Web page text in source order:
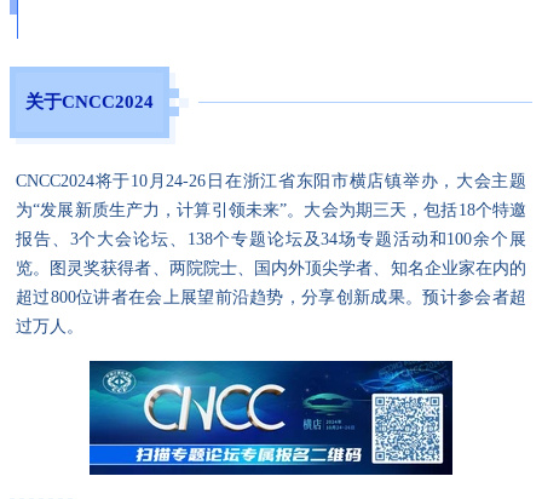
关于CNCC2024
CNCC2024将于10月24-26日在浙江省东阳市横店镇举办，大会主题
为“发展新质生产力，计算引领未来”。大会为期三天，包括18个特邀
报告、3个大会论坛、138个专题论坛及34场专题活动和100余个展
览。图灵奖获得者、两院院士、国内外顶尖学者、知名企业家在内的
超过800位讲者在会上展望前沿趋势，分享创新成果。预计参会者超
过万人。